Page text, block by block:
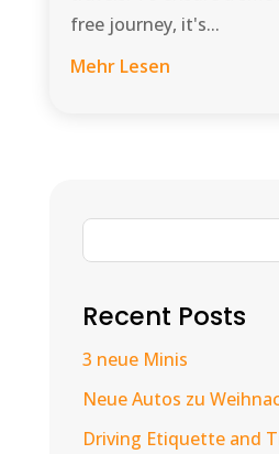
free journey, it's...
Mehr Lesen
Recent Posts
3 neue Minis
Neue Autos zu
Driving Etiquette and